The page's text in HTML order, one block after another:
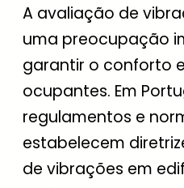
A avaliação de
uma preocupação
garantir o conforto
ocupantes. Em
regulamentos e
estabelecem
de vibrações em